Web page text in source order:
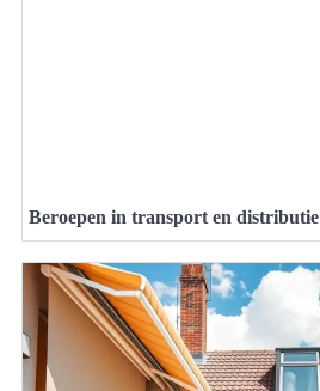
Beroepen in transport en distributie